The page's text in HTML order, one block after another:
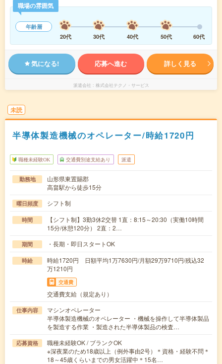
職場の雰囲気
年齢層
20代
30代 40代 50代 60代
気になる! 応募へ進む 詳しく見る
派遣会社 株式会社テクノ・サービス
未読
半導体製造機械のオペレーター/時給1720円
職種未経験OK 交通費別途支給あり 派遣
勤務地
山形県東置賜郡
高畠駅から徒歩15分
曜日頻度 シフト制
時間
【シフト制】3勤3休2交替 1直：8:15～20:30（実働10時間
15分/休憩120分） 2直：2…
期間 ・長期・即日スタートOK
時給
時給1720円 日額平均1万7630円/月額29万9710円/残込32
万1210円
交通費
交通費支給（規定あり）
仕事内容
マシンオペレーター
半導体製造機械のオペレーター ・機械を操作して半導体製品
を製造する作業 ・製造された半導体製品の検査…
応募資格
職種未経験OK / ブランクOK
※深夜業のため18歳以上（例外事由2号）＊資格・経験不問＊
18～45歳くらいまでの男女活躍中＊15名…